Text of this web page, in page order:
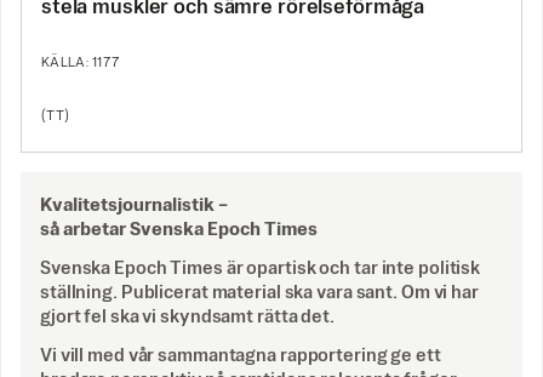
stela muskler och sämre rörelseförmåga
KÄLLA: 1177
(TT)
Kvalitetsjournalistik –
så arbetar Svenska Epoch Times
Svenska Epoch Times är opartisk och tar inte politisk
ställning. Publicerat material ska vara sant. Om vi har
gjort fel ska vi skyndsamt rätta det.
Vi vill med vår sammantagna rapportering ge ett